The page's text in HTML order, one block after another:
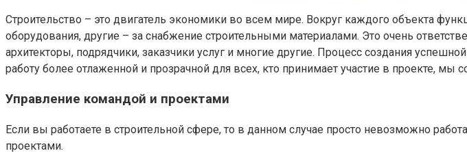
Строительство – это двигатель экономики во всем мире. Вокруг каждого объекта
оборудования, другие – за снабжение строительными материалами. Это очень
архитекторы, подрядчики, заказчики услуг и многие другие. Процесс создания
работу более отлаженной и прозрачной для всех, кто принимает участие в проекте, мы
Управление командой и проектами
Если вы работаете в строительной сфере, то в данном случае просто невозможно
проектами.